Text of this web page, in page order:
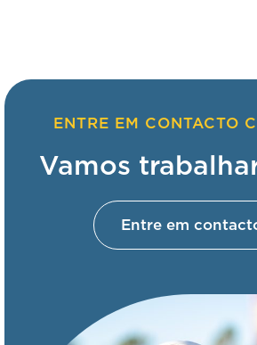
ENTRE EM CONTACTO
Vamos
Entre em